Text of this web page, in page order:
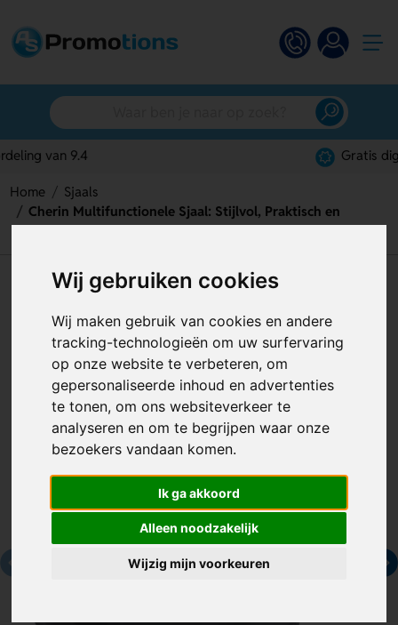
Wij gebruiken cookies
Wij maken gebruik van cookies en andere
tracking-technologieën om uw surfervaring
op onze website te verbeteren, om
gepersonaliseerde inhoud en advertenties
te tonen, om ons websiteverkeer te
analyseren en om te begrijpen waar onze
bezoekers vandaan komen.
Ik ga akkoord
Alleen noodzakelijk
Wijzig mijn voorkeuren
Home
Sjaals
Cherin Multifunctionele Sjaal: Stijlvol, Praktisch en
Veelzijdig
Cherin Multifunctionele Sjaal:
Stijlvol, Praktisch en Veelzijdig
Artikelnummer:128031